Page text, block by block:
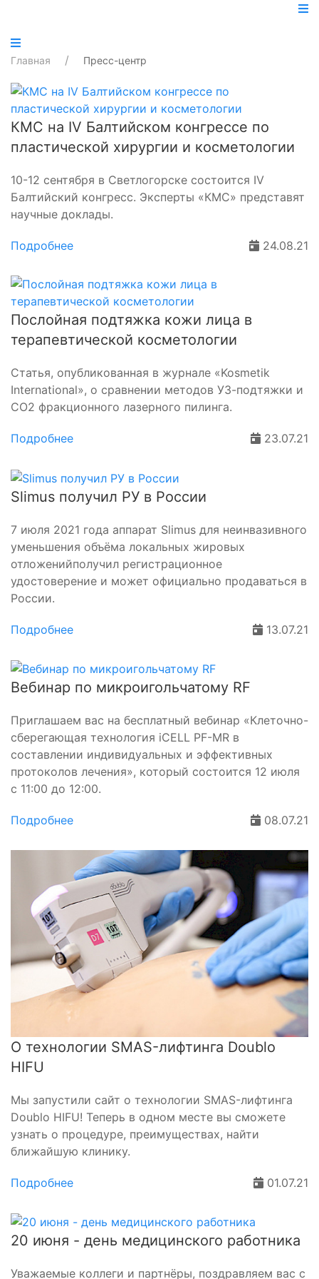
Главная Пресс-центр
КМС на IV Балтийском конгрессе по
пластической хирургии и косметологии
10-12 сентября в Светлогорске состоится IV
Балтийский конгресс. Эксперты «КМС» представят
научные доклады.
Подробнее 24.08.21
Послойная подтяжка кожи лица в
терапевтической косметологии
Статья, опубликованная в журнале «Kosmetik
International», о сравнении методов УЗ-подтяжки и
СО2 фракционного лазерного пилинга.
Подробнее 23.07.21
Slimus получил РУ в России
7 июля 2021 года аппарат Slimus для неинвазивного
уменьшения объёма локальных жировых
отложенийполучил регистрационное
удостоверение и может официально продаваться в
России.
Подробнее 13.07.21
Вебинар по микроигольчатому RF
Приглашаем вас на бесплатный вебинар «Клеточно-
сберегающая технология iCELL PF-MR в
составлении индивидуальных и эффективных
протоколов лечения», который состоится 12 июля
с 11:00 до 12:00.
Подробнее 08.07.21
О технологии SMAS-лифтинга Doublo
HIFU
Мы запустили сайт о технологии SMAS-лифтинга
Doublo HIFU! Теперь в одном месте вы сможете
узнать о процедуре, преимуществах, найти
ближайшую клинику.
Подробнее 01.07.21
20 июня - день медицинского работника
Уважаемые коллеги и партнёры, поздравляем вас с